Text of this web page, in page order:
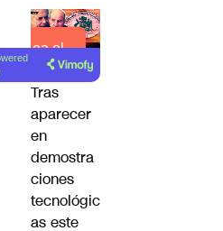
Lea el
artículo
Tras
aparecer
en
demostra
ciones
tecnológic
as este